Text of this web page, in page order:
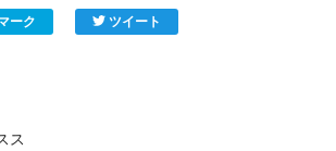
ーク ツイート
ス